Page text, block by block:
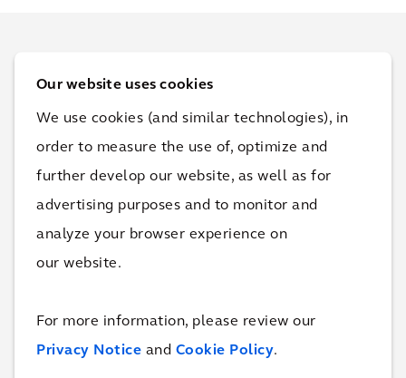
Our website uses cookies
We use cookies (and similar technologies), in
order to measure the use of, optimize and
further develop our website, as well as for
advertising purposes and to monitor and
analyze your browser experience on
our website.
For more information, please review our
Privacy Notice and Cookie Policy.
Więcej informacji i odpowiedzi na
pytania udzieli
Transmission, Distribution, and Storage